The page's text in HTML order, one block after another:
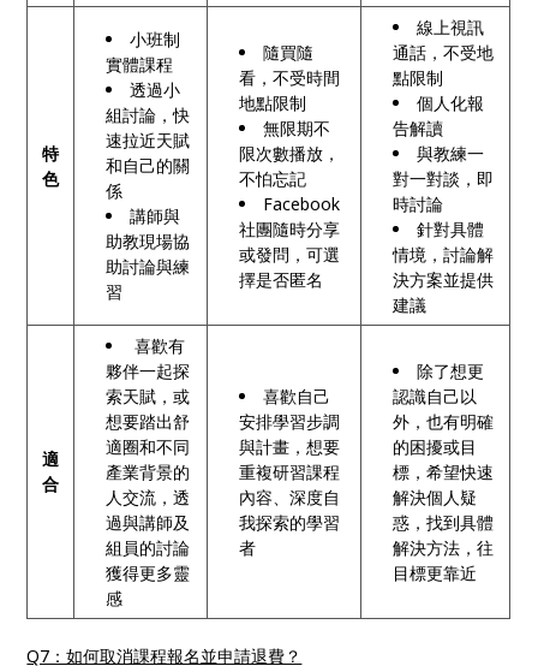
特
色
小班制
實體課程
透過小
組討論，快
速拉近天賦
和自己的關
係
講師與
助教現場協
助討論與練
習
隨買隨
看，不受時間
地點限制
無限期不
限次數播放，
不怕忘記
Facebook
社團隨時分享
或發問，可選
擇是否匿名
線上視訊
通話，不受地
點限制
個人化報
告解讀
與教練一
對一對談，即
時討論
針對具體
情境，討論解
決方案並提供
建議
適
合
喜歡有
夥伴一起探
索天賦，或
想要踏出舒
適圈和不同
產業背景的
人交流，透
過與講師及
組員的討論
獲得更多靈
感
喜歡自己
安排學習步調
與計畫，想要
重複研習課程
內容、深度自
我探索的學習
者
除了想更
認識自己以
外，也有明確
的困擾或目
標，希望快速
解決個人疑
惑，找到具體
解決方法，往
目標更靠近
Q7：如何取消課程報名並申請退費？